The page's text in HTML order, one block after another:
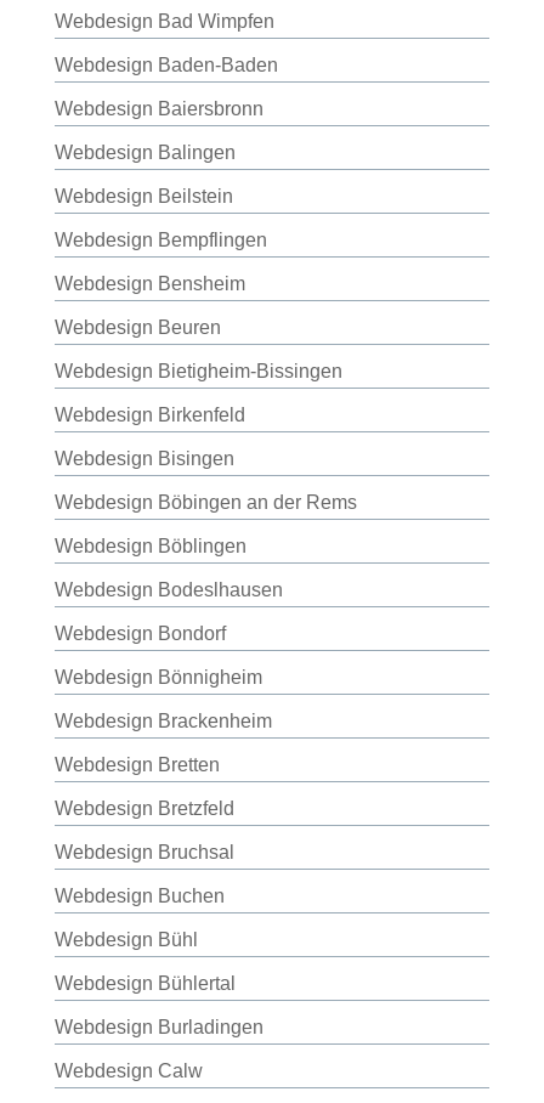
Webdesign Bad Wimpfen
Webdesign Baden-Baden
Webdesign Baiersbronn
Webdesign Balingen
Webdesign Beilstein
Webdesign Bempflingen
Webdesign Bensheim
Webdesign Beuren
Webdesign Bietigheim-Bissingen
Webdesign Birkenfeld
Webdesign Bisingen
Webdesign Böbingen an der Rems
Webdesign Böblingen
Webdesign Bodeslhausen
Webdesign Bondorf
Webdesign Bönnigheim
Webdesign Brackenheim
Webdesign Bretten
Webdesign Bretzfeld
Webdesign Bruchsal
Webdesign Buchen
Webdesign Bühl
Webdesign Bühlertal
Webdesign Burladingen
Webdesign Calw